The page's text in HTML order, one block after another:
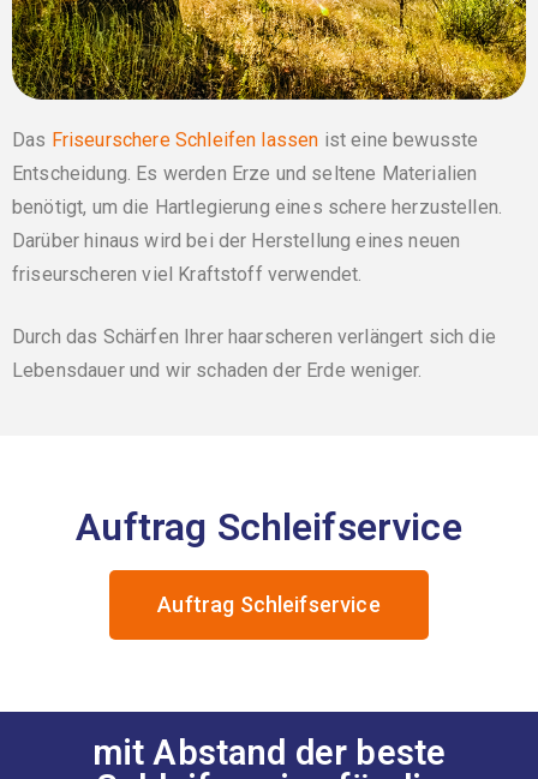
Das Friseurschere Schleifen lassen ist eine bewusste
Entscheidung. Es werden Erze und seltene Materialien
benötigt, um die Hartlegierung eines schere herzustellen.
Darüber hinaus wird bei der Herstellung eines neuen
friseurscheren viel Kraftstoff verwendet.
Durch das Schärfen Ihrer haarscheren verlängert sich die
Lebensdauer und wir schaden der Erde weniger.
Auftrag Schleifservice
Auftrag Schleifservice
mit Abstand der beste